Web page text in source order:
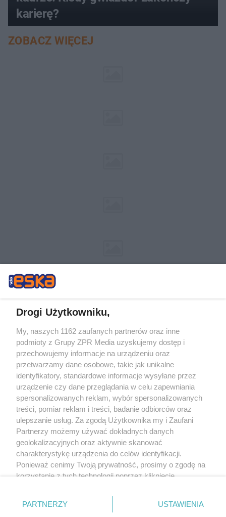
karierę?
ZOBACZ WIĘCEJ
Żaden utwór zamieszczony w serwisie nie może być powielany i
rozpowszechniany lub dalej rozpowszechniany w jakikolwiek sposób (w
tym także elektroniczny lub mechaniczny) na jakimkolwiek polu
eksploatacji w jakiejkolwiek formie, włącznie z umieszczaniem w Internecie
bez pisemnej zgody właściciela praw. Jakiekolwiek użycie lub
wykorzystanie utworów w całości lub w części z naruszeniem prawa, tzn.
bez właściwej zgody, jest zabronione pod groźbą kary i może być ścigane
prawnie.
O nas
Drogi Użytkowniku,
My, naszych 1162 zaufanych partnerów oraz inne
podmioty z Grupy ZPR Media uzyskujemy dostęp i
przechowujemy informacje na urządzeniu oraz
przetwarzamy dane osobowe, takie jak unikalne
identyfikatory, standardowe informacje wysyłane przez
urządzenie czy dane przeglądania w celu zapewniania
spersonalizowanych reklam, wybór spersonalizowanych
treści, pomiar reklam i treści, badanie odbiorców oraz
ulepszanie usług. Za zgodą Użytkownika my i Zaufani
Partnerzy możemy używać dokładnych danych
geolokalizacyjnych oraz aktywnie skanować
charakterystykę urządzenia do celów identyfikacji.
Ponieważ cenimy Twoją prywatność, prosimy o zgodę na
korzystanie z tych technologii poprzez kliknięcie
zmienić/wycofać klikając przycisk ustawień prywatności
znajdujący się w lewym dolnym rogu strony
PARTNERZY USTAWIENIA